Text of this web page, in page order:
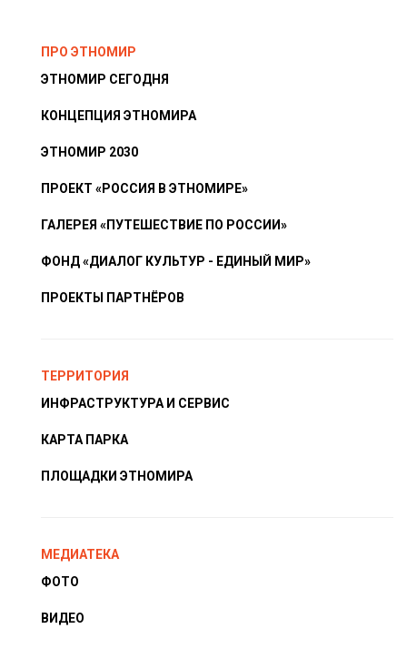
ПРО ЭТНОМИР
ЭТНОМИР СЕГОДНЯ
КОНЦЕПЦИЯ ЭТНОМИРА
ЭТНОМИР 2030
ПРОЕКТ «РОССИЯ В ЭТНОМИРЕ»
ГАЛЕРЕЯ «ПУТЕШЕСТВИЕ ПО РОССИИ»
ФОНД «ДИАЛОГ КУЛЬТУР - ЕДИНЫЙ МИР»
ПРОЕКТЫ ПАРТНЁРОВ
ТЕРРИТОРИЯ
ИНФРАСТРУКТУРА И СЕРВИС
КАРТА ПАРКА
ПЛОЩАДКИ ЭТНОМИРА
МЕДИАТЕКА
ФОТО
ВИДЕО